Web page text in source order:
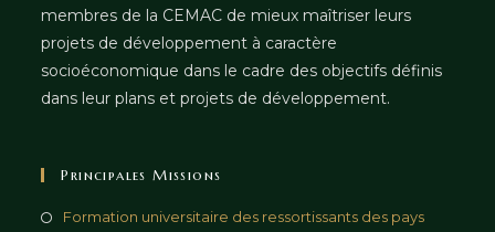
membres de la CEMAC de mieux maîtriser leurs
projets de développement à caractère
socioéconomique dans le cadre des objectifs définis
dans leur plans et projets de développement.
Principales Missions
Formation universitaire des ressortissants des pays